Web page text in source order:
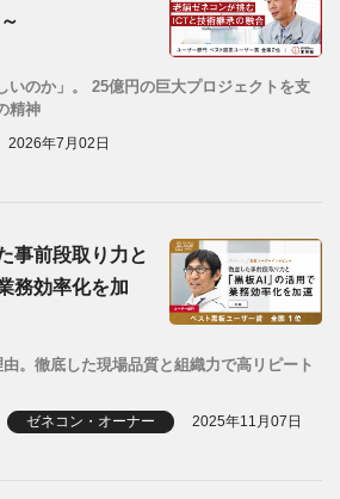
いのか」。 25億円の巨大プロジェクトを支
精神
2026年7月02日
事前段取り力と
務効率化を加
。徹底した現場品質と組織力で高リピート
ゼネコン・オーナー 2025年11月07日